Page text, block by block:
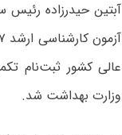
آبتین حیدرزاده
وزارت بهداشت شد.